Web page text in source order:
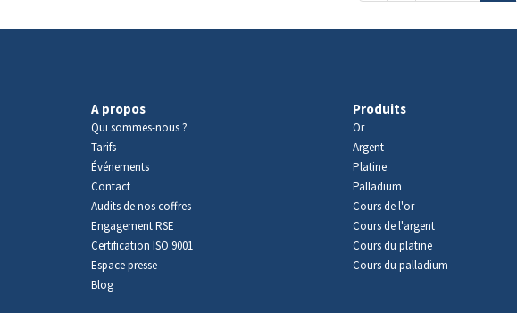
A propos
Qui sommes-nous ?
Tarifs
Événements
Contact
Audits de nos coffres
Engagement RSE
Certification ISO 9001
Espace presse
Blog
Produits
Or
Argent
Platine
Palladium
Cours de l'or
Cours de l'argent
Cours du platine
Cours du palladium